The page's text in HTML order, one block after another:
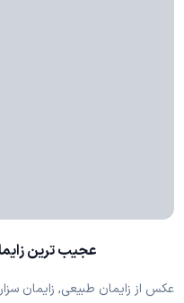
عجیب ترین
عکس از زایمان طبیعی, زایمان